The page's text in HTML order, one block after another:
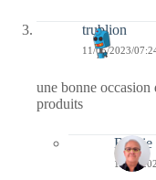
trublion
11/05/2023/
une bonne occasion
produits
Bernie
11/05/